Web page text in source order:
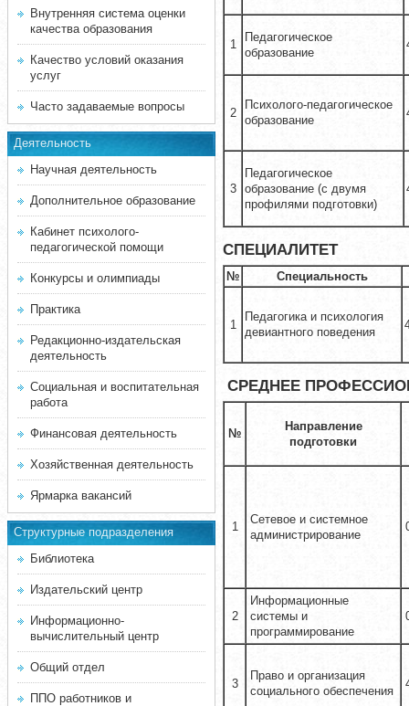
Внутренняя система оценки
качества образования
Качество условий оказания
услуг
Часто задаваемые вопросы
Деятельность
Научная деятельность
Дополнительное образование
Кабинет психолого-
педагогической помощи
Конкурсы и олимпиады
Практика
Редакционно-издательская
деятельность
Социальная и воспитательная
работа
Финансовая деятельность
Хозяйственная деятельность
Ярмарка вакансий
Структурные подразделения
Библиотека
Издательский центр
Информационно-
вычислительный центр
Общий отдел
ППО работников и
1
Педагогическое
образование
2
Психолого-педагогическое
образование
3
Педагогическое
образование (с двумя
профилями подготовки)
СПЕЦИАЛИТЕТ
№ Специальность
1
Педагогика и психология
девиантного поведения
СРЕДНЕЕ
№
Направление
подготовки
1
Сетевое и системное
администрирование
2
Информационные
системы и
программирование
3
Право и организация
социального обеспечения